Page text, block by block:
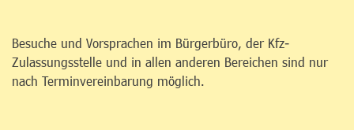
Besuche und Vorsprachen im Bürgerbüro, der Kfz-
Zulassungsstelle und in allen anderen Bereichen sind nur
nach Terminvereinbarung möglich.